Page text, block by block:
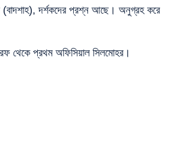
(বাদশাহ), দর্শকদের প্রশ্ন আছে। অনুগ্রহ করে
থেকে প্রথম অফিসিয়াল সিলমোহর।